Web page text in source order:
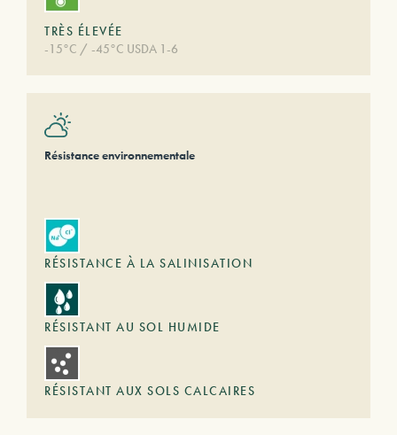
TRÈS ÉLEVÉE
-15°C / -45°C USDA 1-6
Résistance environnementale
RÉSISTANCE À LA SALINISATION
RÉSISTANT AU SOL HUMIDE
RÉSISTANT AUX SOLS CALCAIRES